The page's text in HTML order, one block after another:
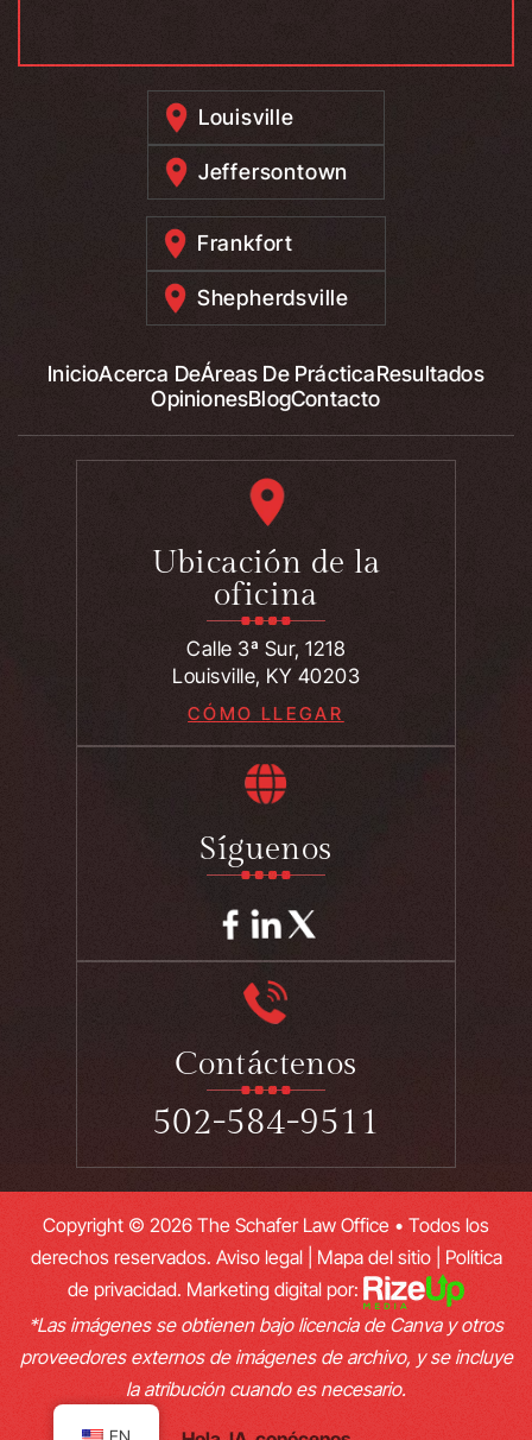
Louisville
Jeffersontown
Frankfort
Shepherdsville
InicioAcerca DeÁreas De PrácticaResultados
OpinionesBlogContacto
Ubicación de la
oficina
Calle 3ª Sur, 1218
Louisville, KY 40203
CÓMO LLEGAR
Síguenos
Contáctenos
502-584-9511
Copyright © 2026 The Schafer Law Office • Todos los
derechos reservados. Aviso legal| Mapa del sitio| Política
de privacidad. Marketing digital por:
*Las imágenes se obtienen bajo licencia de Canva y otros
proveedores externos de imágenes de archivo, y se incluye
la atribución cuando es necesario.
EN